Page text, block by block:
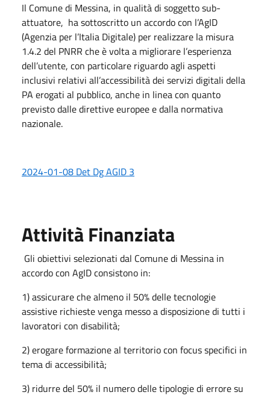
Il Comune di Messina, in qualità di soggetto sub-
attuatore, ha sottoscritto un accordo con l’AgID
(Agenzia per l’Italia Digitale) per realizzare la misura
1.4.2 del PNRR che è volta a migliorare l’esperienza
dell’utente, con particolare riguardo agli aspetti
inclusivi relativi all’accessibilità dei servizi digitali della
PA erogati al pubblico, anche in linea con quanto
previsto dalle direttive europee e dalla normativa
nazionale.
2024-01-08 Det Dg AGID 3
Attività Finanziata
Gli obiettivi selezionati dal Comune di Messina in
accordo con AgID consistono in:
1) assicurare che almeno il 50% delle tecnologie
assistive richieste venga messo a disposizione di tutti i
lavoratori con disabilità;
2) erogare formazione al territorio con focus specifici in
tema di accessibilità;
3) ridurre del 50% il numero delle tipologie di errore su